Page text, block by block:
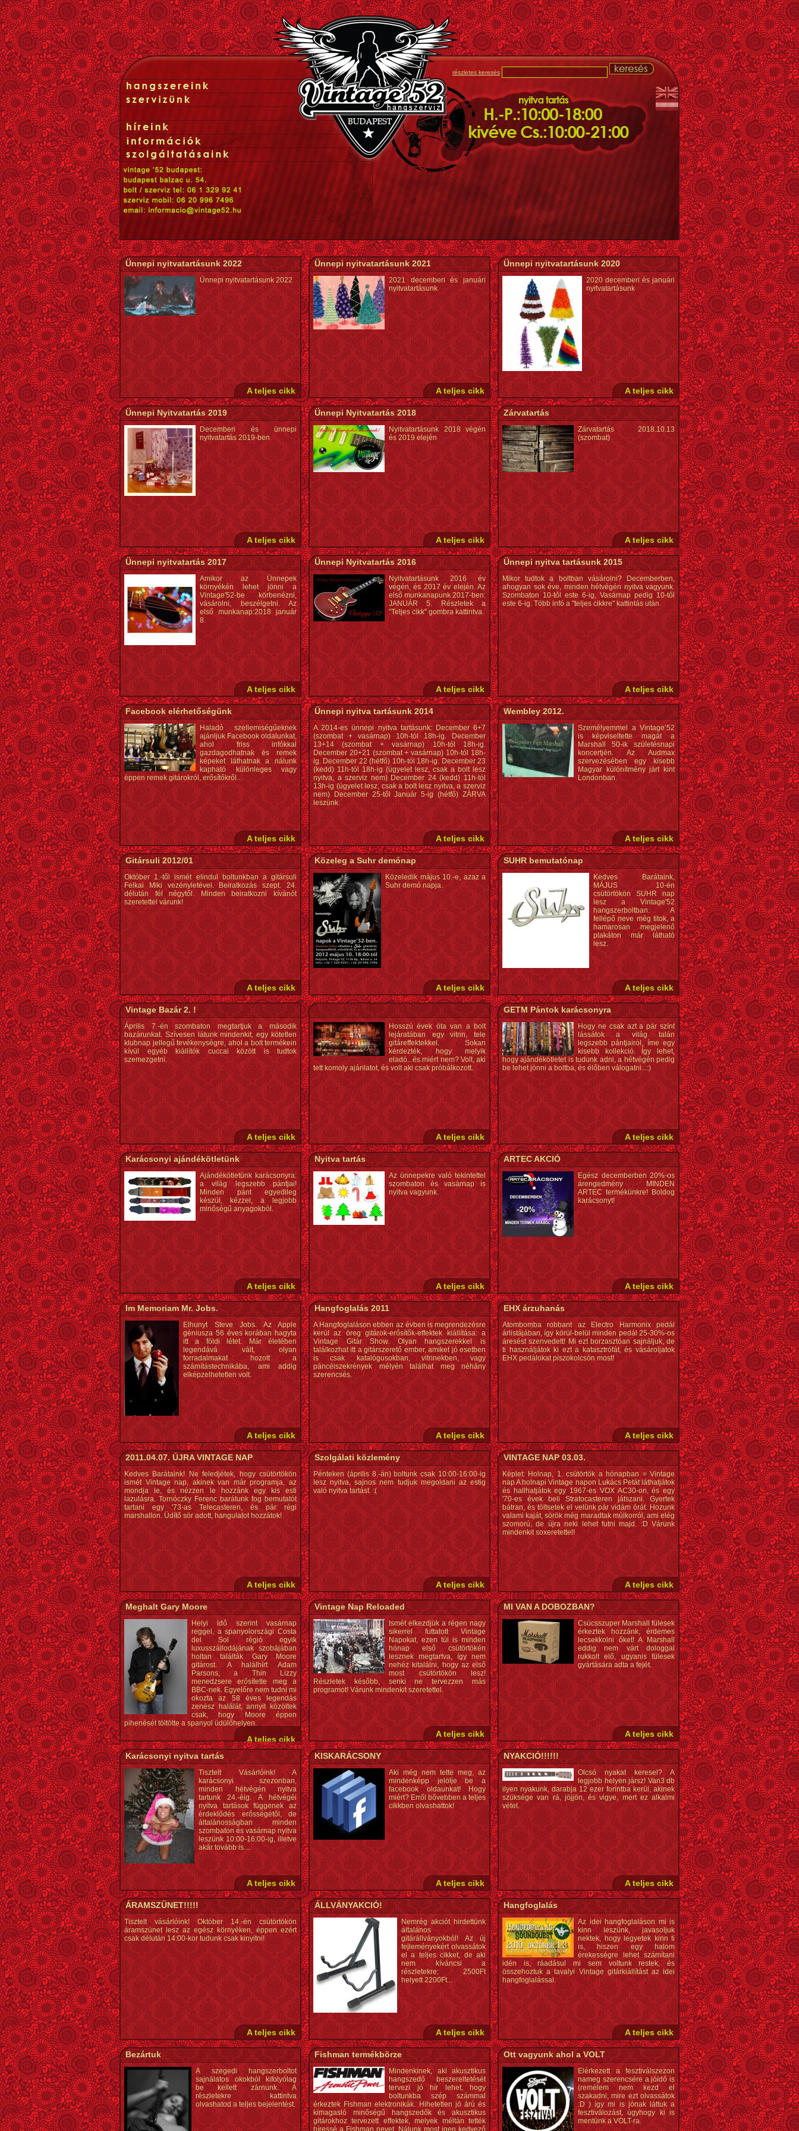
részletes keresés
Ünnepi nyitvatartásunk 2022
Ünnepi nyitvatartásunk 2022
A teljes cikk
Ünnepi nyitvatartásunk 2021
2021 decemberi és januári
nyitvatartásunk
A teljes cikk
Ünnepi nyitvatartásunk 2020
2020 decemberi és januári
nyitvatartásunk
A teljes cikk
Ünnepi Nyitvatartás 2019
Decemberi és ünnepi
nyitvatartás 2019-ben
A teljes cikk
Ünnepi Nyitvatartás 2018
Nyitvatartásunk 2018 végén
és 2019 elején
A teljes cikk
Zárvatartás
Zárvatartás 2018.10.13
(szombat)
A teljes cikk
Ünnepi nyitvatartás 2017
Amikor az Ünnepek
környékén lehet jönni a
Vintage'52-be körbenézni,
vásárolni, beszélgetni. Az
első munkanap:2018 január
8.
A teljes cikk
Ünnepi Nyitvatartás 2016
Nyitvatartásunk 2016 év
végén, és 2017 év elején. Az
első munkanapunk 2017-ben:
JANUÁR 5. Részletek a
"Teljes cikk" gombra kattintva.
A teljes cikk
Ünnepi nyitva tartásunk 2015
Mikor tudtok a boltban vásárolni? Decemberben,
ahogyan sok éve, minden hétvégén nyitva vagyunk.
Szombaton 10-től este 6-ig, Vasárnap pedig 10-től
este 6-ig. Több infó a "teljes cikkre" kattintás után.
A teljes cikk
Facebook elérhetőségünk
Haladó szellemiségűeknek
ajánljuk Facebook oldalunkat,
ahol friss infókkal
gazdagodhatnak és remek
képeket láthatnak a nálunk
kapható különleges vagy
éppen remek gitárokról, erősítőkről...
A teljes cikk
Ünnepi nyitva tartásunk 2014
A 2014-es ünnepi nyitva tartásunk: December 6+7
(szombat + vasárnap) 10h-tól 18h-ig. December
13+14 (szombat + vasárnap) 10h-tól 18h-ig.
December 20+21 (szombat + vasárnap) 10h-tól 18h-
ig. December 22 (hétfő) 10h-tól 18h-ig. December 23
(kedd) 11h-tól 18h-ig (ügyelet lesz, csak a bolt lesz
nyitva, a szerviz nem) December 24 (kedd) 11h-tól
13h-ig (ügyelet lesz, csak a bolt lesz nyitva, a szerviz
nem) December 25-től Január 5-ig (hétfő) ZÁRVA
leszünk.
A teljes cikk
Wembley 2012.
Személyemmel a Vintage’52
is képviseltette magát a
Marshall 50-ik születésnapi
koncertjén. Az Audmax
szervezésében egy kisebb
Magyar különítmény járt kint
Londonban.
A teljes cikk
Gitársuli 2012/01
Október 1.-től ismét elindul boltunkban a gitársuli
Felkai Miki vezényletével. Beiratkozás szept. 24.
délután fél négytől. Minden beiratkozni kívánót
szeretettel várunk!
A teljes cikk
Közeleg a Suhr demónap
Közeledik május 10.-e, azaz a
Suhr demó napja.
A teljes cikk
SUHR bemutatónap
Kedves Barátaink,
MÁJUS 10-én
csütörtökön SUHR nap
lesz a Vintage'52
hangszerboltban. A
fellépő neve még titok, a
hamarosan megjelenő
plakáton már látható
lesz.
A teljes cikk
Vintage Bazár 2. !
Április 7.-én szombaton megtartjuk a második
bazárunkat. Szívesen látunk mindenkit, egy kötetlen
klubnap jellegű tevékenységre, ahol a bolt termékein
kívül egyéb kiállítók cuccai között is tudtok
szemezgetni.
A teljes cikk
Hosszú évek óta van a bolt
lejáratában egy vitrin, tele
gitáreffektekkel. Sokan
kérdezték, hogy melyik
eladó...és miért nem? Volt, aki
tett komoly ajánlatot, és volt aki csak próbálkozott.
A teljes cikk
GETM Pántok karácsonyra
Hogy ne csak azt a pár színt
lássátok a világ talán
legszebb pántjairól, íme egy
kisebb kollekció. Így lehet,
hogy ajándékötletet is tudunk adni, a hétvégén pedig
be lehet jönni a boltba, és élőben válogatni...:)
A teljes cikk
Karácsonyi ajándékötletünk
Ajándékötletünk karácsonyra:
a világ legszebb pántjai!
Minden pánt egyedileg
készül, kézzel, a legjobb
minőségű anyagokból.
A teljes cikk
Nyitva tartás
Az ünnepekre való tekintettel
szombaton és vasárnap is
nyitva vagyunk.
A teljes cikk
ARTEC AKCIÓ
Egész decemberben 20%-os
árengedmény MINDEN
ARTEC termékünkre! Boldog
karácsonyt!
A teljes cikk
Im Memoriam Mr. Jobs.
Elhunyt Steve Jobs. Az Apple
géniusza 56 éves korában hagyta
itt a földi létet. Már életében
legendává vált, olyan
forradalmakat hozott a
számítástechnikába, ami addig
elképzelhetetlen volt.
A teljes cikk
Hangfoglalás 2011
A Hangfoglaláson ebben az évben is megrendezésre
kerül az öreg gitárok-erősítők-effektek kiállítása: a
Vintage Gitár Show. Olyan hangszerekkel is
találkozhat itt a gitárszerető ember, amiket jó esetben
is csak katalógusokban, vitrinekben, vagy
páncélszekrények mélyén találhat meg néhány
szerencsés.
A teljes cikk
EHX árzuhanás
Atombomba robbant az Electro Harmonix pedál
árlistájában, így körül-belül minden pedál 25-30%-os
áresést szenvedett! Mi ezt borzasztóan sajnáljuk, de
ti használjátok ki ezt a katasztrófát, és vásároljatok
EHX pedálokat piszokolcsón most!
A teljes cikk
2011.04.07. ÚJRA VINTAGE NAP
Kedves Barátaink! Ne feledjétek, hogy csütörtökön
ismét Vintage nap, akinek van már programja, az
mondja le, és nézzen le hozzánk egy kis esti
lazulásra. Tornóczky Ferenc barátunk fog bemutatót
tartani egy '73-as Telecasteren, és pár régi
marshallon. Üdítő sör adott, hangulatot hozzátok!
A teljes cikk
Szolgálati közlemény
Pénteken (április 8.-án) boltunk csak 10:00-16:00-ig
lesz nyitva, sajnos nem tudjuk megoldani az estig
való nyitva tartást. :(
A teljes cikk
VINTAGE NAP 03.03.
Képlet: Holnap, 1. csütörtök a hónapban = Vintage
nap A holnapi Vintage napon Lukács Petát láthatjátok
és hallhatjátok egy 1967-es VOX AC30-on, és egy
'70-es évek beli Stratocasteren játszani. Gyertek
bátran, és töltsetek el velünk pár vidám órát. Hozunk
valami kaját, sörök még maradtak múlkorról, ami elég
szomorú, de újra neki lehet futni majd. :D Várunk
mindenkit soxeretettel!
A teljes cikk
Meghalt Gary Moore
Helyi idő szerint vasárnap
reggel, a spanyolországi Costa
del Sol régió egyik
luxusszállodájának szobájában
holtan találták Gary Moore
gitárost. A halálhírt Adam
Parsons, a Thin Lizzy
menedzsere erősítette meg a
BBC-nek. Egyelőre nem tudni mi
okozta az 58 éves legendás
zenész halálát, annyit közöltek
csak, hogy Moore éppen
pihenését töltötte a spanyol üdülőhelyen.
A teljes cikk
Vintage Nap Reloaded
Ismét elkezdjük a régen nagy
sikerrel futtatott Vintage
Napokat, ezen túl is minden
hónap első csütörtökén
lesznek megtartva, így nem
nehéz kitalálni, hogy az első
most csütörtökön lesz!
Részletek később, senki ne tervezzen más
programot! Várunk mindenkit szeretettel.
A teljes cikk
MI VAN A DOBOZBAN?
Csúcsszuper Marshall fülesek
érkeztek hozzánk, érdemes
lecsekkolni őket! A Marshall
eddig nem várt dologgal
rukkolt elő, ugyanis fülesek
gyártására adta a fejét.
A teljes cikk
Karácsonyi nyitva tartás
Tisztelt Vásárlóink! A
karácsonyi szezonban,
minden hétvégén nyitva
tartunk 24.-éig. A hétvégéi
nyitva tartások függenek az
érdeklődés erősségétől, de
általánosságban minden
szombaton és vasárnap nyitva
leszünk 10:00-16:00-ig, illetve
akár tovább is....
A teljes cikk
KISKARÁCSONY
Aki még nem tette meg, az
mindenképp jelölje be a
facebook oldaunkat! Hogy
miért? Erről bővebben a teljes
cikkben olvashattok!
A teljes cikk
NYAKCIÓ!!!!!!
Olcsó nyakat keresel? A
legjobb helyen jársz! Van3 db
ilyen nyakunk, darabja 12 ezer forintba kerül, akinek
szüksége van rá, jöjjön, és vigye, mert ez alkalmi
vétel.
A teljes cikk
ÁRAMSZÜNET!!!!!
Tisztelt vásárlóink! Október 14.-én csütörtökön
áramszünet lesz az egész környéken, éppen ezért
csak délután 14:00-kor tudunk csak kinyitni!
A teljes cikk
ÁLLVÁNYAKCIÓ!
Nemrég akciót hirdettünk
általános
gitárállványokból! Az új
fejleményekért olvassátok
el a teljes cikket, de aki
nem kíváncsi a
részletekre: 2500Ft
helyett 2200Ft...
A teljes cikk
Hangfoglalás
Az idei hangfoglaláson mi is
kinn leszünk, javasoljuk
nektek, hogy legyetek kinn ti
is, hiszen egy halom
érekességre lehet számítani
idén is, ráadásul mi sem voltunk restek, és
összehoztuk a tavalyi Vintage gitárkiállítást az idei
hangfoglalással.
A teljes cikk
Bezártuk
A szegedi hangszerboltot
sajnálatos okokból kifolyólag
be kellett zárnunk. A
részletekre kattintva
olvashatod a teljes bejelentést.
Fishman termékbörze
Mindenkinek, aki akusztikus
hangszedő beszereltetését
tervezi jó hír lehet, hogy
boltunkba szép számmal
érkeztek Fishman elektronikák. Hihetetlen jó árú és
kimagasló minőségű hangszedők és akusztikus
gitárokhoz tervezett effektek, melyek méltán tették
híressé a Fishman nevet. Nálunk most igen kedvező
Ott vagyunk ahol a VOLT
Elérkezett a fesztiválszezon
nameg szerencsére a jóidő is
(remélem nem kezd el
szakadni, mire ezt olvassátok
:D ) így mi is jónak láttuk a
fesztiválozást, úgyhogy ki is
mentünk a VOLT-ra.